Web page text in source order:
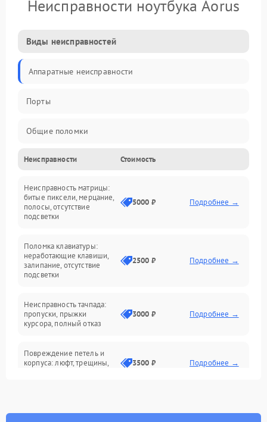
Неисправности ноутбука Aorus
Виды неисправностей
Аппаратные неисправности
Порты
Общие поломки
Устройства
Программные ошибки
Электрические и системные сбои
Интерфейсные проблемы
Батарея
Сеть и интернет
Неисправности Стоимость
Неисправность матрицы:
битые пиксели, мерцание,
полосы, отсутствие
подсветки
5000 ₽ Подробнее →
Поломка клавиатуры:
неработающие клавиши,
залипание, отсутствие
подсветки
2500 ₽ Подробнее →
Неисправность тачпада:
пропуски, прыжки
курсора, полный отказ
3000 ₽ Подробнее →
Повреждение петель и
корпуса: люфт, трещины,
3500 ₽ Подробнее →
быстрая разрядка,